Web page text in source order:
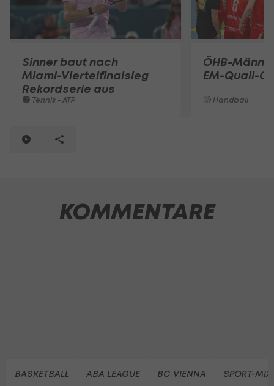
Sinner baut nach
Miami-Viertelfinalsieg
Rekordserie aus
Tennis - ATP
ÖHB-
EM-Quali-
Handball
KOMMENTARE
BASKETBALL ABA LEAGUE BC VIENNA SPORT-MIX